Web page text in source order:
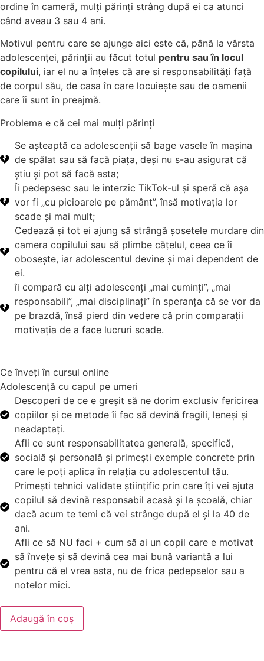
ordine în cameră, mulți părinți strâng după ei ca atunci
când aveau 3 sau 4 ani.
Motivul pentru care se ajunge aici este că, până la vârsta
adolescenței, părinții au făcut totul pentru sau în locul
copilului, iar el nu a înțeles că are si responsabilități față
de corpul său, de casa în care locuiește sau de oamenii
care îi sunt în preajmă.
Problema e că cei mai mulți părinți
Se așteaptă ca adolescenții să bage vasele în mașina
de spălat sau să facă piața, deși nu s-au asigurat că
știu și pot să facă asta;
Îi pedepsesc sau le interzic TikTok-ul și speră că așa
vor fi „cu picioarele pe pământ”, însă motivația lor
scade și mai mult;
Cedează și tot ei ajung să strângă șosetele murdare din
camera copilului sau să plimbe cățelul, ceea ce îi
obosește, iar adolescentul devine și mai dependent de
ei.
îi compară cu alți adolescenți „mai cuminți”, „mai
responsabili”, „mai disciplinați” în speranța că se vor da
pe brazdă, însă pierd din vedere că prin comparații
motivația de a face lucruri scade.
Ce înveți în cursul online
Adolescență cu capul pe umeri
Descoperi de ce e greșit să ne dorim exclusiv fericirea
copiilor și ce metode îi fac să devină fragili, leneși și
neadaptați.
Afli ce sunt responsabilitatea generală, specifică,
socială și personală și primești exemple concrete prin
care le poți aplica în relația cu adolescentul tău.
Primești tehnici validate științific prin care îți vei ajuta
copilul să devină responsabil acasă și la școală, chiar
dacă acum te temi că vei strânge după el și la 40 de
ani.
Afli ce să NU faci + cum să ai un copil care e motivat
să învețe și să devină cea mai bună variantă a lui
pentru că el vrea asta, nu de frica pedepselor sau a
notelor mici.
Adaugă în coș